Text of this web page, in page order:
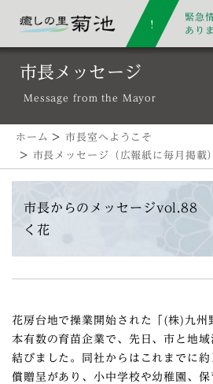
緊急
あり
市長メッセージ
Message from the Mayor
ホーム >市長室へようこそ
> 市長メッセージ（広報紙に毎月掲載）
市長からのメッセージvol.88
く花
花房台地で操業開始された「(株)九州
本有数の育苗企業で、先日、市と地
結びました。同社からはこれまでに
償贈呈があり、小中学校や幼稚園、